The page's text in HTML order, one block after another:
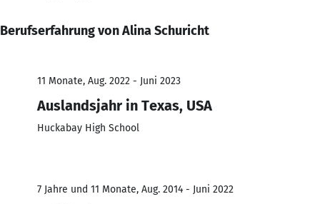
Berufserfahrung von Alina Schuricht
11 Monate, Aug. 2022 - Juni 2023
Auslandsjahr in Texas, USA
Huckabay High School
7 Jahre und 11 Monate, Aug. 2014 - Juni 2022